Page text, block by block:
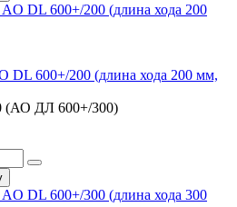
DL 600+/200 (длина хода 200 мм,
(АО ДЛ 600+/300)